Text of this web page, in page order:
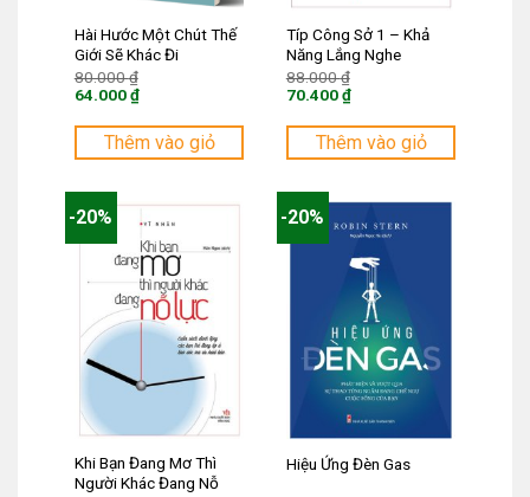
Hài Hước Một Chút Thế
Giới Sẽ Khác Đi
80.000₫
80.000 ₫.
64.000₫
hiện
là:
Thêm vào giỏ
Típ Công Sở 1 – Khả
Năng Lắng Nghe
88.000₫
88.000 ₫.
70.400₫
hiện
là:
Thêm vào giỏ
-20%
Khi Bạn Đang Mơ Thì
Người Khác Đang Nỗ
-20%
Hiệu Ứng Đèn Gas